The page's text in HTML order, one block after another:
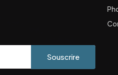
Souscrire